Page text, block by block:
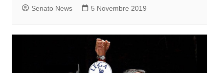
Senato News 5 Novembre 2019